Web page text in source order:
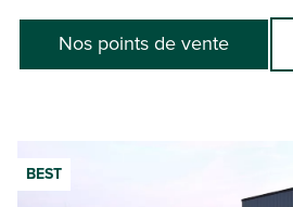
Nos points de vente
BEST